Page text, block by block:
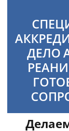
ДЕЛО